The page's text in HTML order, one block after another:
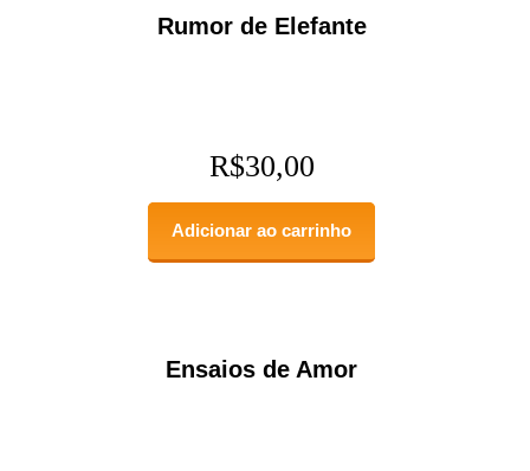
Rumor de Elefante
R$30,00
Adicionar ao carrinho
Ensaios de Amor